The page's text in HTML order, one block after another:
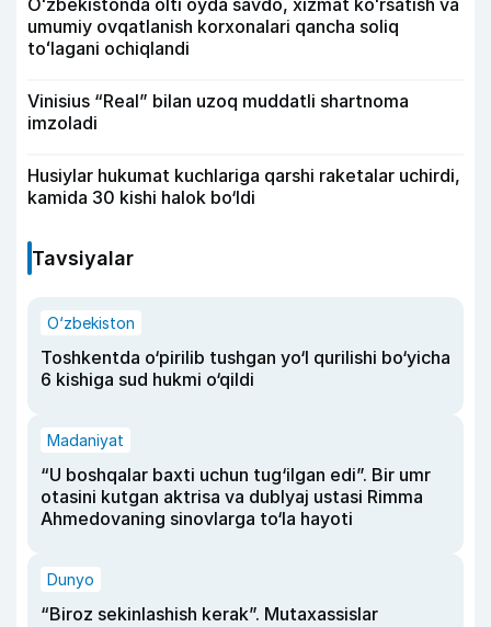
umumiy ovqatlanish korxonalari qancha soliq
toʻlagani ochiqlandi
Vinisius “Real” bilan uzoq muddatli shartnoma
imzoladi
Husiylar hukumat kuchlariga qarshi raketalar uchirdi,
kamida 30 kishi halok bo‘ldi
Tavsiyalar
O‘zbekiston
Toshkentda o‘pirilib tushgan yo‘l qurilishi bo‘yicha
6 kishiga sud hukmi o‘qildi
Madaniyat
“U boshqalar baxti uchun tug‘ilgan edi”. Bir umr
otasini kutgan aktrisa va dublyaj ustasi Rimma
Ahmedovaning sinovlarga to‘la hayoti
Dunyo
“Biroz sekinlashish kerak”. Mutaxassislar